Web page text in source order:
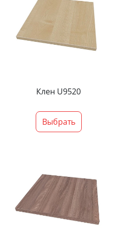
Клен U9520
Выбрать